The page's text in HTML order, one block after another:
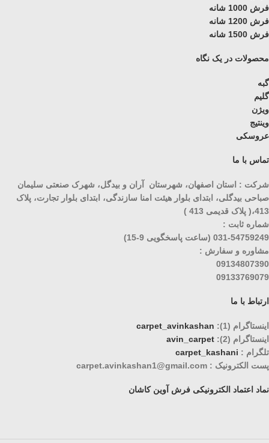
فرش 1000 شانه
فرش 1200 شانه
فرش 1500 شانه
محصولات در یک نگاه
گبه
گلیم
ویژن
وینتیج
عروسکی
تماس با ما
شرکت : استان اصفهان، شهرستان آران و بیدگل، شهرک صنعتی سلیمان
صباحی بیدگلی، ابتدای بلوار هیئت امنا سازندگی، ابتدای بلوار تجارت، پلاک
413،( پلاک قدیمی 413 )
شماره ثابت :
031-54759249 (ساعت پاسخگویی 9-15)
مشاوره و سفارش :
09134807390
09133769079
ارتباط با ما
اینستاگرام (1):
carpet_avinkashan
اینستاگرام (2):
avin_carpet
تلگرام : carpet_kashani
پست الکترونیک : carpet.avinkashan1@gmail.com
نماد اعتماد الکترونیکی فرش آوین کاشان